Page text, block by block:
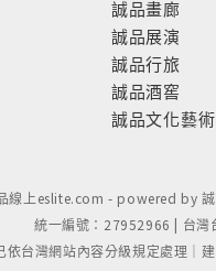
誠品畫廊
誠品展演
誠品行旅
誠品酒窖
誠品文化藝
線上eslite.com - powered by
統一編號：27952966 | 台
依台灣網站內容分級規定處理